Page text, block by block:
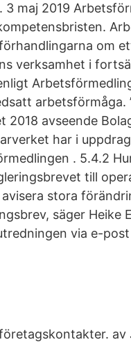
maj 2019
om
verksamhet i
2018 avseende
har i
. 5.4.2
till
stora
säger Heike
via e-
av